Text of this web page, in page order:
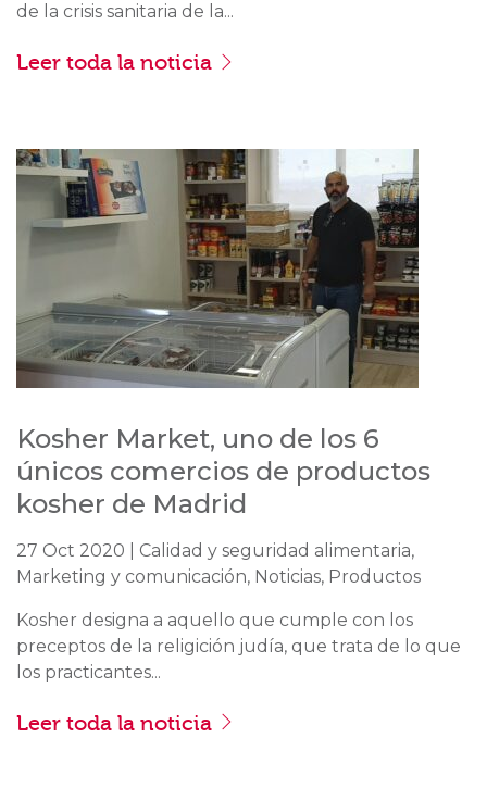
de la crisis sanitaria de la...
Leer toda la noticia
Kosher Market, uno de los 6
únicos comercios de productos
kosher de Madrid
27 Oct 2020 | Calidad y seguridad alimentaria,
Marketing y comunicación, Noticias, Productos
Kosher designa a aquello que cumple con los
preceptos de la religición judía, que trata de lo que
los practicantes...
Leer toda la noticia